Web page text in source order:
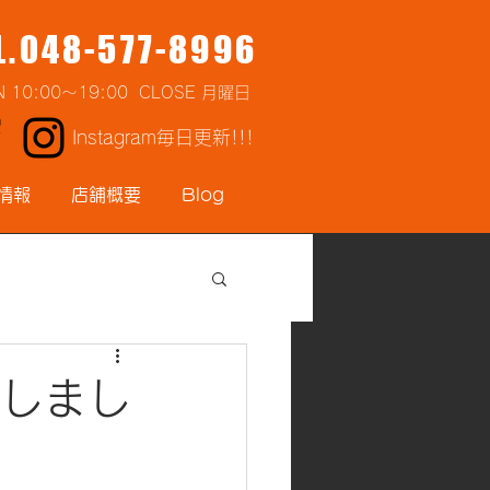
577-8996
10:00～19:00 CLOSE 月曜日
Instagram毎日更新!!!
報 店舗概要 Blog
まし